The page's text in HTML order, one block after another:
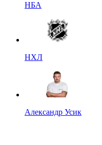
НБА
НХЛ
Александр Усик